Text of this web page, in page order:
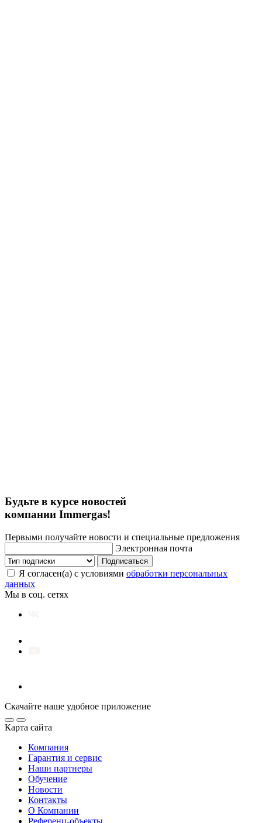
Будьте в курсе новостей
компании Immergas!
Первыми получайте новости и специальные предложения
Электронная почта
Подписаться
Я согласен(а) с условиями обработки персональных
данных
Мы в соц. сетях
Скачайте наше удобное приложение
Карта сайта
Компания
Гарантия и сервис
Наши партнеры
Обучение
Новости
Контакты
О Компании
Референц-объекты